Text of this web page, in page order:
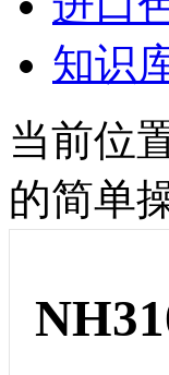
知识
当前位
的简单